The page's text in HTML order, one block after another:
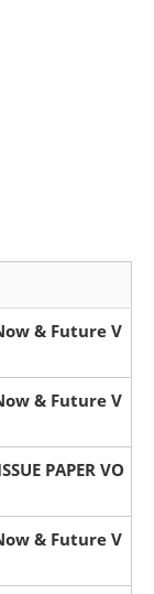
& Future V
& Future V
PAPER VO
& Future V